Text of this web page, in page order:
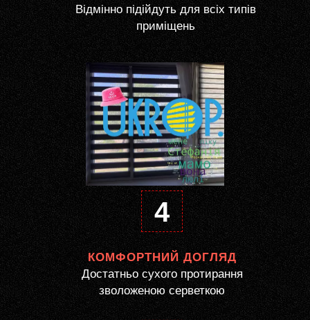
Відмінно підійдуть для всіх типів
приміщень
4
КОМФОРТНИЙ ДОГЛЯД
Достатньо сухого протирання
зволоженою серветкою